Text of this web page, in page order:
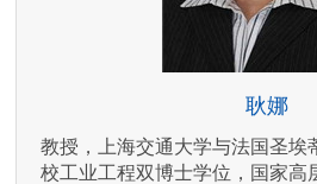
耿娜
教授，上海交通大学与法国圣埃
校工业工程双博士学位，国家高